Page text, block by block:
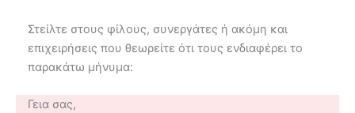
Στείλτε στους φίλους, συνεργάτες ή ακόμη και
επιχειρήσεις που θεωρείτε ότι τους ενδιαφέρει το
παρακάτω μήνυμα:
Γεια σας,